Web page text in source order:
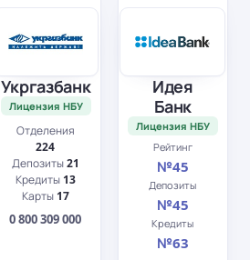
Укргазбанк
Лицензия НБУ
Отделения
224
Депозиты21
Кредиты 13
Карты 17
0 800 309 000
Идея
Банк
Лицензия НБУ
Рейтинг
№45
Депозиты
№45
Кредиты
№63